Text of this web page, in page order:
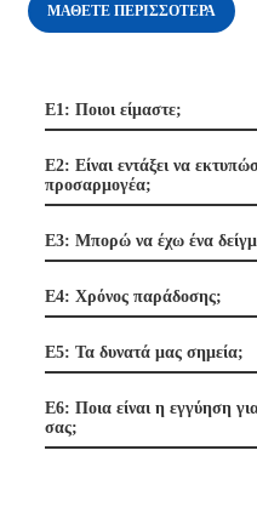
ΜΆΘΕΤΕ ΠΕΡΙΣΣΌΤΕΡΑ
Ε1: Ποιοι είμαστε;
Ε2: Είναι εντάξει να
προσαρμογέα;
Ε3: Μπορώ να έχω ένα
Ε4: Χρόνος παράδοσης;
Ε5: Τα δυνατά μας σημεία;
Ε6: Ποια είναι η εγγύηση
σας;